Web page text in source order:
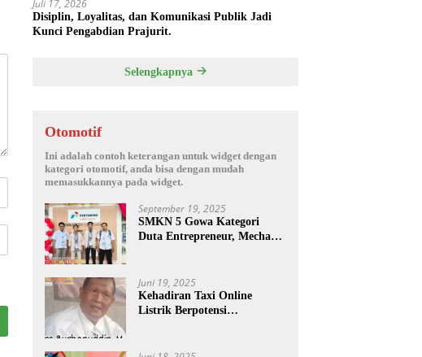
Juli 17, 2026
Disiplin, Loyalitas, dan Komunikasi Publik Jadi
Kunci Pengabdian Prajurit.
Selengkapnya
Otomotif
Ini adalah contoh keterangan untuk widget dengan
kategori otomotif, anda bisa dengan mudah
memasukkannya pada widget.
September 19, 2025
SMKN 5 Gowa Kategori
Duta Entrepreneur, Mechanic
Nasional Ta- 2025
Juni 19, 2025
Kehadiran Taxi Online
Listrik Berpotensi